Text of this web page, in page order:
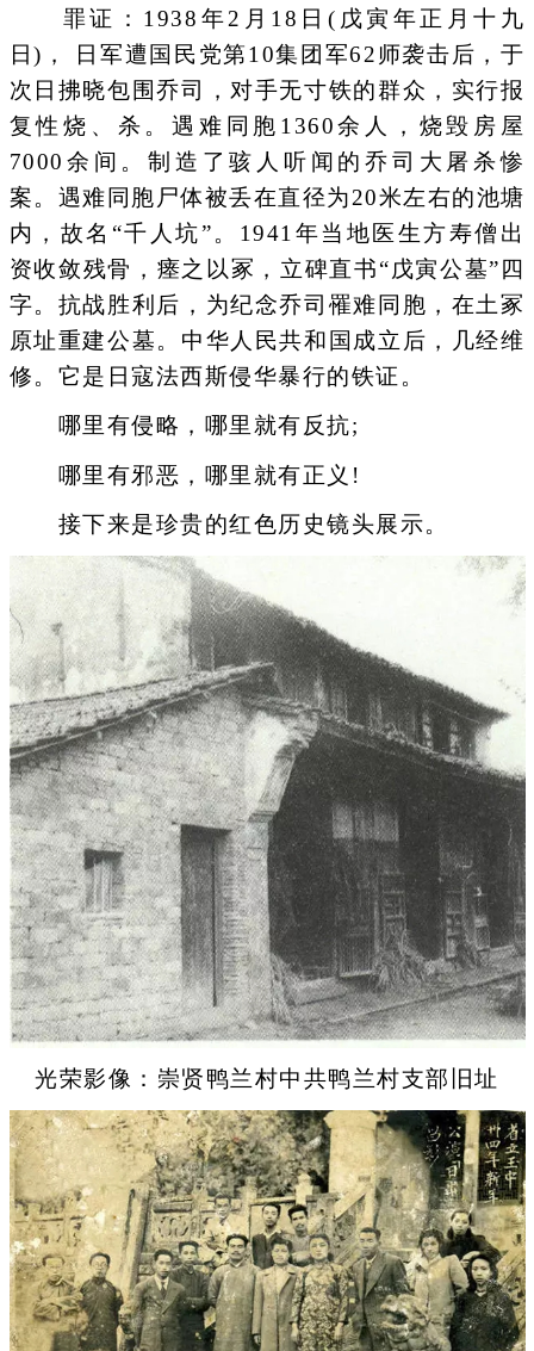
罪证：1938年2月18日(戊寅年正月十九
日)， 日军遭国民党第10集团军62师袭击后，于
次日拂晓包围乔司，对手无寸铁的群众，实行报
复性烧、杀。遇难同胞1360余人，烧毁房屋
7000余间。制造了骇人听闻的乔司大屠杀惨
案。遇难同胞尸体被丢在直径为20米左右的池塘
内，故名“千人坑”。1941年当地医生方寿僧出
资收敛残骨，瘗之以冢，立碑直书“戊寅公墓”四
字。抗战胜利后，为纪念乔司罹难同胞，在土冢
原址重建公墓。中华人民共和国成立后，几经维
修。它是日寇法西斯侵华暴行的铁证。
哪里有侵略，哪里就有反抗;
哪里有邪恶，哪里就有正义!
接下来是珍贵的红色历史镜头展示。
光荣影像：崇贤鸭兰村中共鸭兰村支部旧址